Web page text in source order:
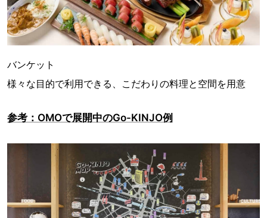
バンケット
様々な目的で利用できる、こだわりの料理と空間を用意
参考：OMOで展開中のGo-KINJO例